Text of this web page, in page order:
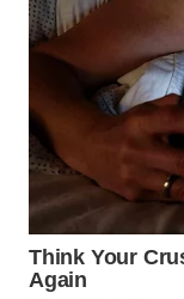
TIMUR
WN
SEMARANG
WN
SOLO
WN
BOROBUDUR